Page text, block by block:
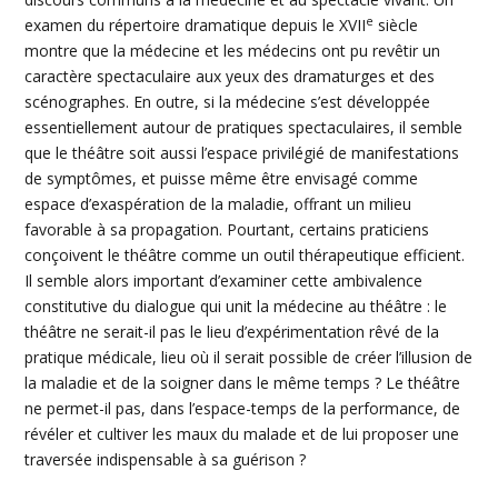
examen du répertoire dramatique depuis leXVIIe siècle
montre que la médecine et les médecins ont pu revêtir un
caractère spectaculaire aux yeux des dramaturges et des
scénographes. En outre, si la médecine s’est développée
essentiellement autour de pratiques spectaculaires, il semble
que le théâtre soit aussi l’espace privilégié de manifestations
de symptômes, et puisse même être envisagé comme
espace d’exaspération de la maladie, offrant un milieu
favorable à sa propagation. Pourtant, certains praticiens
conçoivent le théâtre comme un outil thérapeutique efficient.
Il semble alors important d’examiner cetteambivalence
constitutive du dialogue qui unit la médecine au théâtre : le
théâtre ne serait-il pas le lieu d’expérimentation rêvé de la
pratique médicale, lieu où il serait possible de créer l’illusion de
la maladie et de la soigner dans le même temps ? Le théâtre
ne permet-il pas, dans l’espace-temps de la performance, de
révéler et cultiver les maux du malade et de lui proposer une
traversée indispensable à sa guérison ?